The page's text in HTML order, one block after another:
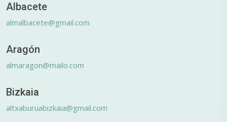
Albacete
almalbacete@gmail.com
Aragón
almaragon@mailo.com
Bizkaia
altxaburuabizkaia@gmail.com